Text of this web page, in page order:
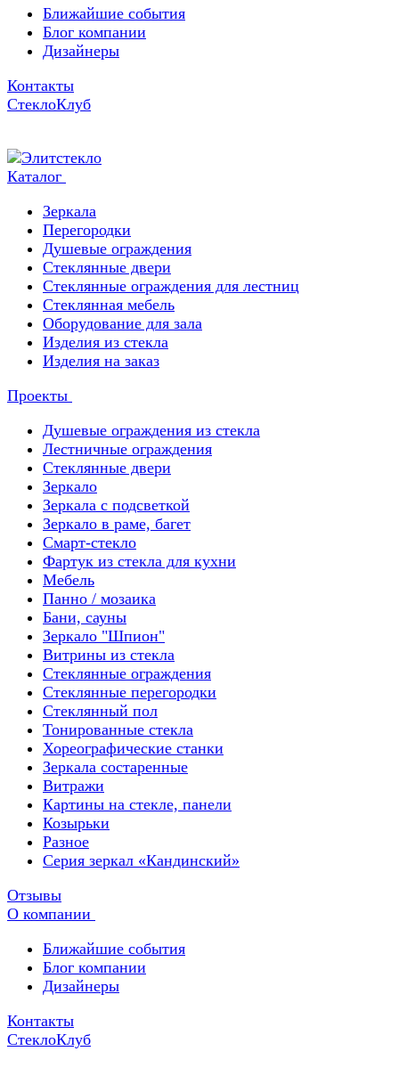
Ближайшие события
Блог компании
Дизайнеры
Контакты
СтеклоКлуб
Каталог
Зеркала
Перегородки
Душевые ограждения
Стеклянные двери
Стеклянные ограждения для лестниц
Стеклянная мебель
Оборудование для зала
Изделия из стекла
Изделия на заказ
Проекты
Душевые ограждения из стекла
Лестничные ограждения
Стеклянные двери
Зеркало
Зеркала с подсветкой
Зеркало в раме, багет
Смарт-стекло
Фартук из стекла для кухни
Мебель
Панно / мозаика
Бани, сауны
Зеркало "Шпион"
Витрины из стекла
Стеклянные ограждения
Стеклянные перегородки
Стеклянный пол
Тонированные стекла
Хореографические станки
Зеркала состаренные
Витражи
Картины на стекле, панели
Козырьки
Разное
Серия зеркал «Кандинский»
Отзывы
О компании
Ближайшие события
Блог компании
Дизайнеры
Контакты
СтеклоКлуб